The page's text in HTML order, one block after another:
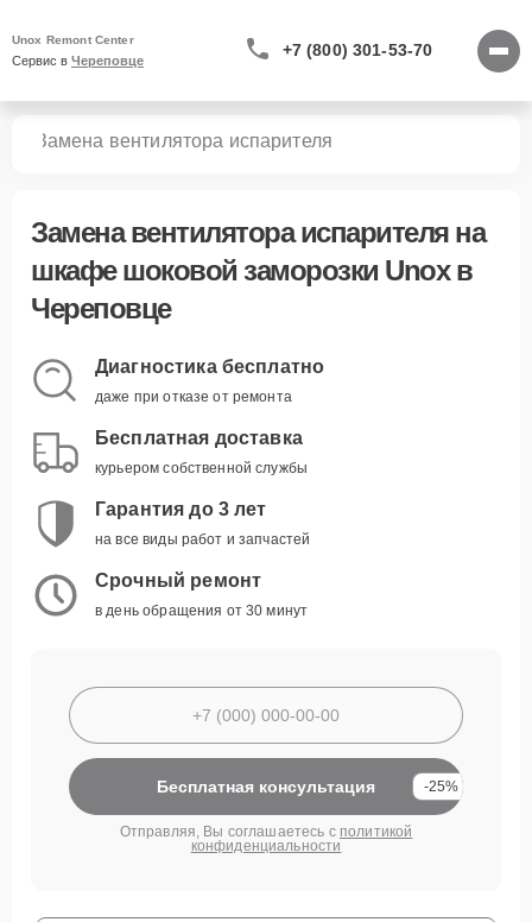
Unox Remont Center
Сервис в Череповце
+7 (800) 301-53-70
Замена вентилятора испарителя
Замена вентилятора испарителяна
шкафе шоковой заморозки Unox в
Череповце
Диагностика бесплатно
даже при отказе от ремонта
Бесплатная доставка
курьером собственной службы
Гарантия до 3 лет
на все виды работ и запчастей
Срочный ремонт
в день обращения от 30 минут
Бесплатная консультация -25%
Отправляя, Вы соглашаетесь с политикой
конфиденциальности